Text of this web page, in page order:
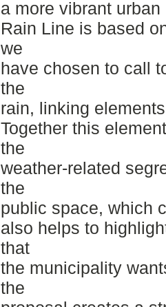
a more vibrant
Rain Line is based
we
have chosen to call
the
rain, linking
Together this
the
weather-related
the
public space, which
also helps to
that
the municipality
the